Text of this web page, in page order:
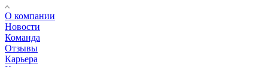
О компании
Новости
Команда
Отзывы
Карьера